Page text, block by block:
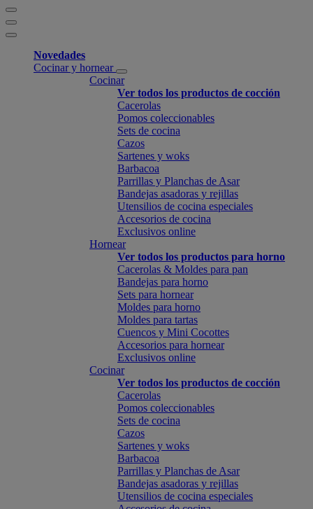
Novedades
Cocinar y hornear
Cocinar
Ver todos los productos de cocción
Cacerolas
Pomos coleccionables
Sets de cocina
Cazos
Sartenes y woks
Barbacoa
Parrillas y Planchas de Asar
Bandejas asadoras y rejillas
Utensilios de cocina especiales
Accesorios de cocina
Exclusivos online
Hornear
Ver todos los productos para horno
Cacerolas & Moldes para pan
Bandejas para horno
Sets para hornear
Moldes para horno
Moldes para tartas
Cuencos y Mini Cocottes
Accesorios para hornear
Exclusivos online
Cocinar
Ver todos los productos de cocción
Cacerolas
Pomos coleccionables
Sets de cocina
Cazos
Sartenes y woks
Barbacoa
Parrillas y Planchas de Asar
Bandejas asadoras y rejillas
Utensilios de cocina especiales